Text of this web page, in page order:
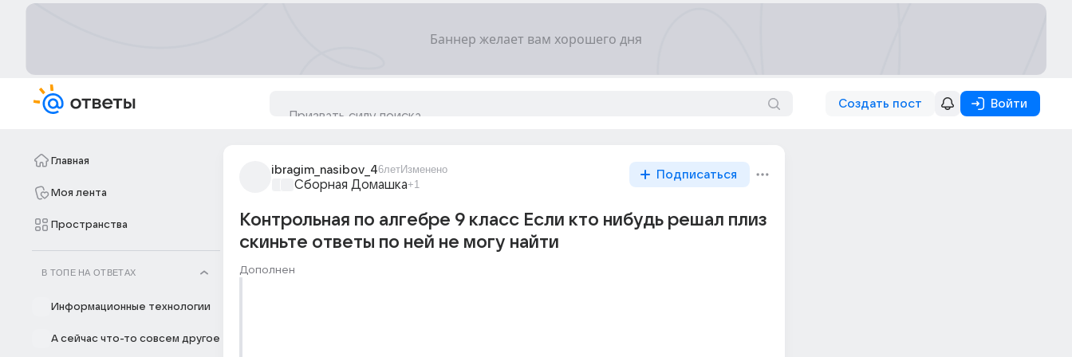
Создать пост Войти
Главная
Моя лента
Пространства
В ТОПЕ НА ОТВЕТАХ
Информационные технологии
А сейчас что-то совсем другое
ibragim_nasibov_46летИзменено
Сборная Домашка+1
Подписаться
Контрольная по алгебре 9 класс Если кто нибудь решал плиз
скиньте ответы по ней не могу найти
Дополнен